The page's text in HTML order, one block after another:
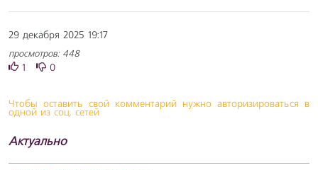
29 декабря 2025 19:17
просмотров: 448
1 0
Чтобы оставить свой комментарий нужно авторизироваться в
одной из соц. сетей
Актуально